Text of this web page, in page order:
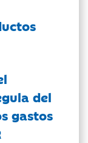
del
gastos